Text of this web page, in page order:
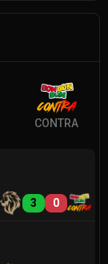
CONTRA
3 0